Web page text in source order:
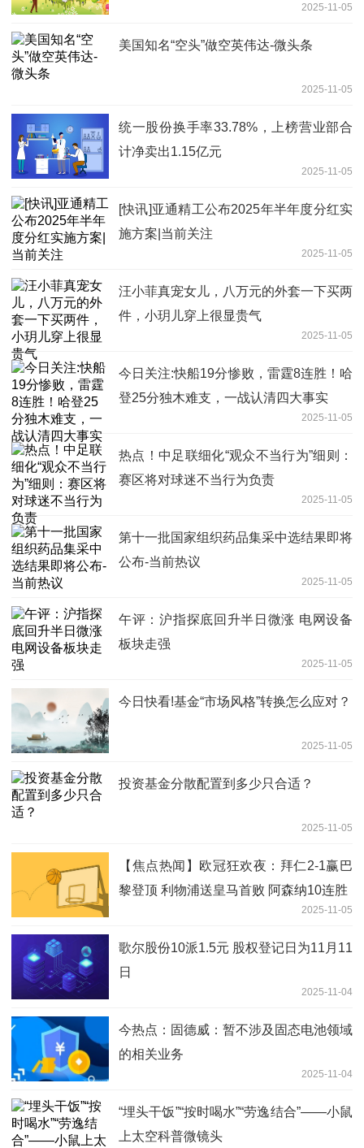
2025-11-05
美国知名“空头”做空英伟达-微头条
2025-11-05
统一股份换手率33.78%，上榜营业部合
计净卖出1.15亿元
2025-11-05
[快讯]亚通精工公布2025年半年度分红实
施方案|当前关注
2025-11-05
汪小菲真宠女儿，八万元的外套一下买两
件，小玥儿穿上很显贵气
2025-11-05
今日关注:快船19分惨败，雷霆8连胜！哈
登25分独木难支，一战认清四大事实
2025-11-05
热点！中足联细化“观众不当行为”细则：
赛区将对球迷不当行为负责
2025-11-05
第十一批国家组织药品集采中选结果即将
公布-当前热议
2025-11-05
午评：沪指探底回升半日微涨 电网设备
板块走强
2025-11-05
今日快看!基金“市场风格”转换怎么应对？
2025-11-05
投资基金分散配置到多少只合适？
2025-11-05
【焦点热闻】欧冠狂欢夜：拜仁2-1赢巴
黎登顶 利物浦送皇马首败 阿森纳10连胜
2025-11-05
歌尔股份10派1.5元 股权登记日为11月11
日
2025-11-04
今热点：固德威：暂不涉及固态电池领域
的相关业务
2025-11-04
“埋头干饭”“按时喝水”“劳逸结合”——小鼠
上太空科普微镜头